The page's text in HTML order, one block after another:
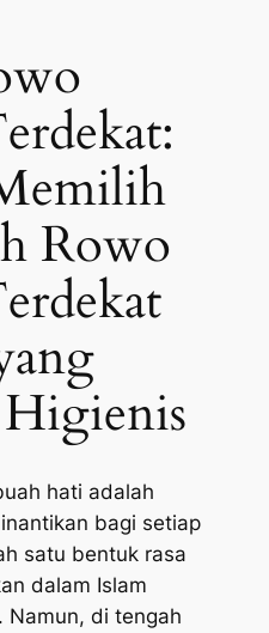
Rowo
Higienis
hati adalah
bagi setiap
satu bentuk rasa
dalam Islam
Namun, di tengah